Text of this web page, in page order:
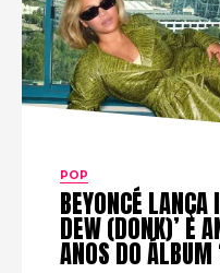
POP
BEYONCÉ
DEW (DONK)’ E
ANOS DO ÁLBUM